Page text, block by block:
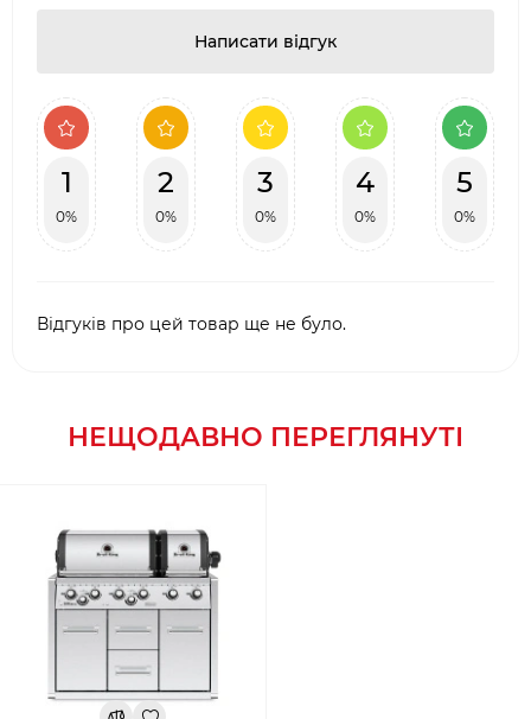
Написати відгук
1
0%
2
0%
3
0%
4
0%
5
0%
Відгуків про цей товар ще не було.
НЕЩОДАВНО ПЕРЕГЛЯНУТІ